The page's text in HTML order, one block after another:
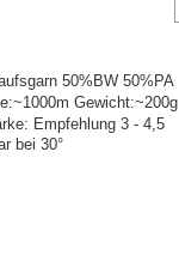
50%BW 50%PA
Gewicht:~200g
Empfehlung 3 - 4,5
bei 30°